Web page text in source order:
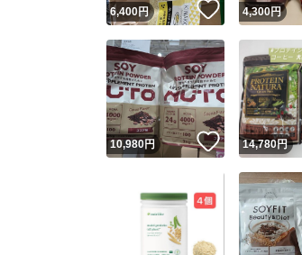
6,400円 いいね！
4,300円
10,980円 いいね！
14,780円